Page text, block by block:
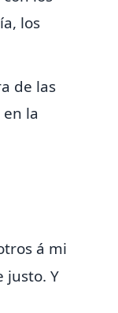
los
de las
la
á mi
justo. Y